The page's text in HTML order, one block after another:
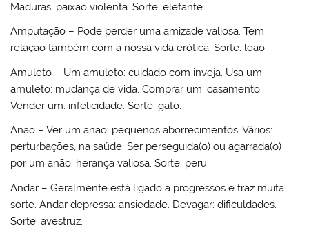
Maduras: paixão violenta. Sorte: elefante.
Amputação – Pode perder uma amizade valiosa. Tem
relação também com a nossa vida erótica. Sorte: leão.
Amuleto – Um amuleto: cuidado com inveja. Usa um
amuleto: mudança de vida. Comprar um: casamento.
Vender um: infelicidade. Sorte: gato.
Anão – Ver um anão: pequenos aborrecimentos. Vários:
perturbações, na saúde. Ser perseguida(o) ou agarrada(o)
por um anão: herança valiosa. Sorte: peru.
Andar – Geralmente está ligado a progressos e traz muita
sorte. Andar depressa: ansiedade. Devagar: dificuldades.
Sorte: avestruz.